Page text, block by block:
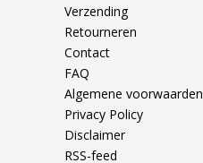
Verzending
Retourneren
Contact
FAQ
Algemene voorwaarden
Privacy Policy
Disclaimer
RSS-feed